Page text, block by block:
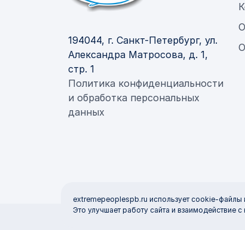
extremepeoplespb.ru использует cookie-файлы
Это улучшает работу сайта и взаимодействие
194044, г. Санкт-Петербург, ул.
Александра Матросова, д. 1,
стр. 1
Политика конфиденциальности
и обработка персональных
данных